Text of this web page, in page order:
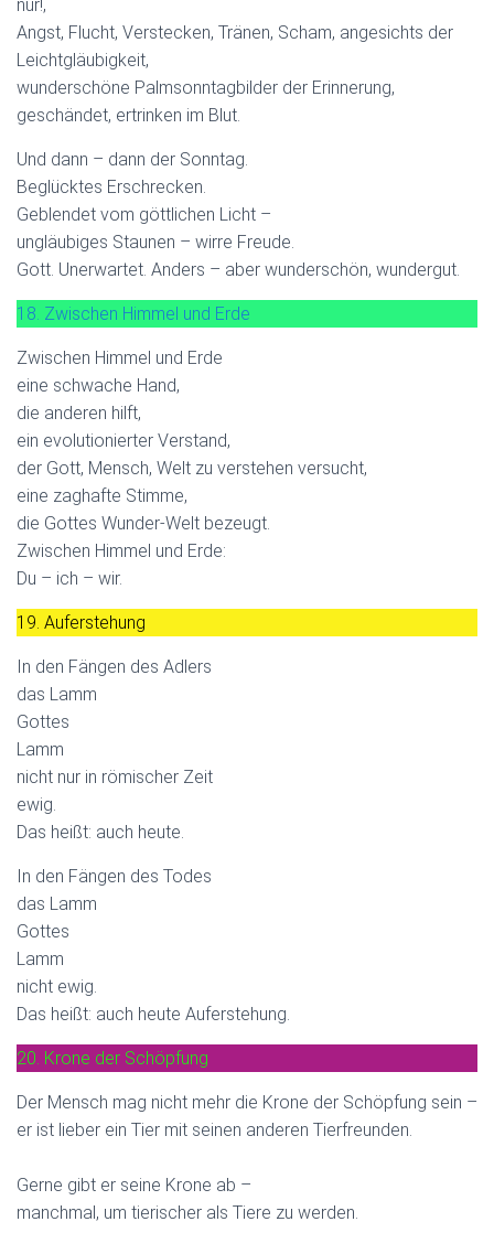
nur!,
Angst, Flucht, Verstecken, Tränen, Scham, angesichts der
Leichtgläubigkeit,
wunderschöne Palmsonntagbilder der Erinnerung,
geschändet, ertrinken im Blut.
Und dann – dann der Sonntag.
Beglücktes Erschrecken.
Geblendet vom göttlichen Licht –
ungläubiges Staunen – wirre Freude.
Gott. Unerwartet. Anders – aber wunderschön, wundergut.
18. Zwischen Himmel und Erde
Zwischen Himmel und Erde
eine schwache Hand,
die anderen hilft,
ein evolutionierter Verstand,
der Gott, Mensch, Welt zu verstehen versucht,
eine zaghafte Stimme,
die Gottes Wunder-Welt bezeugt.
Zwischen Himmel und Erde:
Du – ich – wir.
19. Auferstehung
In den Fängen des Adlers
das Lamm
Gottes
Lamm
nicht nur in römischer Zeit
ewig.
Das heißt: auch heute.
In den Fängen des Todes
das Lamm
Gottes
Lamm
nicht ewig.
Das heißt: auch heute Auferstehung.
20. Krone der Schöpfung
Der Mensch mag nicht mehr die Krone der Schöpfung sein –
er ist lieber ein Tier mit seinen anderen Tierfreunden.
Gerne gibt er seine Krone ab –
manchmal, um tierischer als Tiere zu werden.